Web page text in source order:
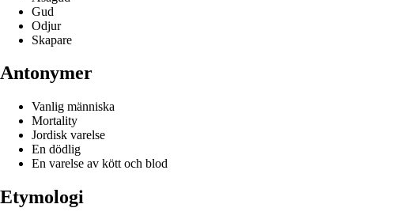
Gud
Odjur
Skapare
Antonymer
Vanlig människa
Mortality
Jordisk varelse
En dödlig
En varelse av kött och blod
Etymologi